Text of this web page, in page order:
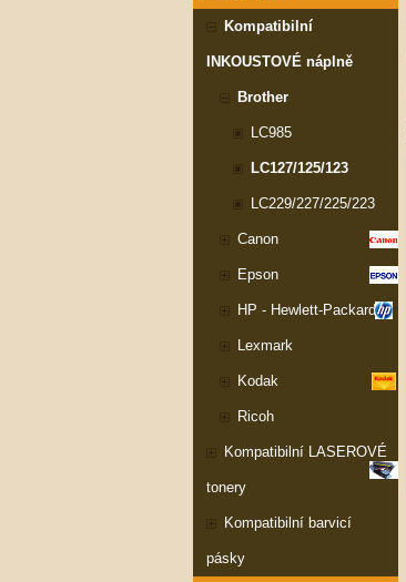
Kompatibilní
INKOUSTOVÉ náplně
Brother
LC985
LC127/125/123
LC229/227/225/223
Canon
Epson
HP - Hewlett-Packard
Lexmark
Kodak
Ricoh
Kompatibilní LASEROVÉ
tonery
Kompatibilní barvicí
pásky